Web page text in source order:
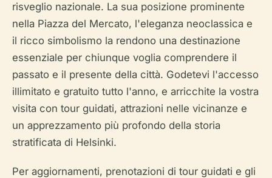
risveglio nazionale. La sua posizione prominente
nella Piazza del Mercato, l'eleganza neoclassica e
il ricco simbolismo la rendono una destinazione
essenziale per chiunque voglia comprendere il
passato e il presente della città. Godetevi l'accesso
illimitato e gratuito tutto l'anno, e arricchite la vostra
visita con tour guidati, attrazioni nelle vicinanze e
un apprezzamento più profondo della storia
stratificata di Helsinki.
Per aggiornamenti, prenotazioni di tour guidati e gli